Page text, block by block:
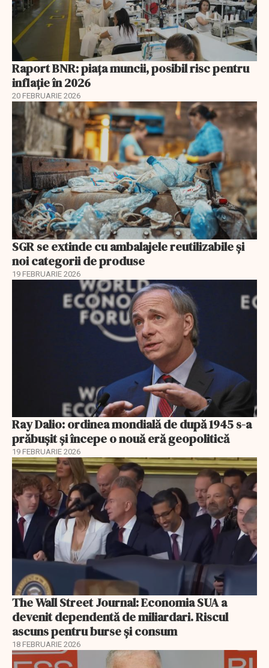
Raport BNR: piața muncii, posibil risc pentru
inflație în 2026
20 FEBRUARIE 2026
SGR se extinde cu ambalajele reutilizabile și
noi categorii de produse
19 FEBRUARIE 2026
Ray Dalio: ordinea mondială de după 1945 s-a
prăbușit și începe o nouă eră geopolitică
19 FEBRUARIE 2026
The Wall Street Journal: Economia SUA a
devenit dependentă de miliardari. Riscul
ascuns pentru burse și consum
18 FEBRUARIE 2026
EXCLUSIV